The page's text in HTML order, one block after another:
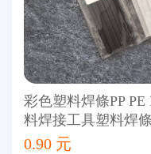
彩色塑料焊條PP
料焊接工具塑料焊條
0.90 元